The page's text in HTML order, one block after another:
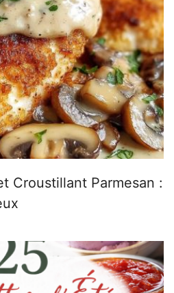
Croustillant Parmesan :